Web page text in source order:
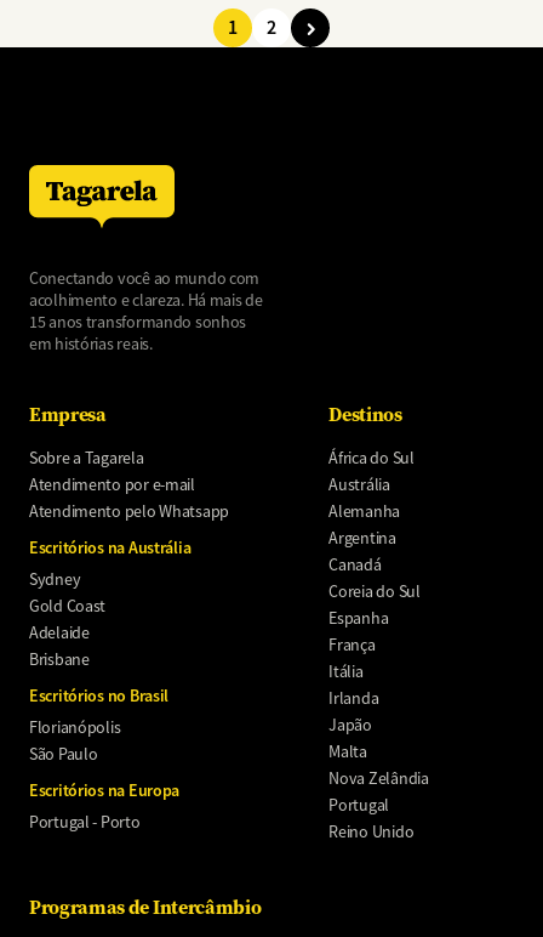
Paginação
Página
1 Página
2
Conectando você ao mundo com
acolhimento e clareza. Há mais de
15 anos transformando sonhos
em histórias reais.
Empresa
Sobre a Tagarela
Atendimento por e-mail
Atendimento pelo Whatsapp
Escritórios na Austrália
Sydney
Gold Coast
Adelaide
Brisbane
Escritórios no Brasil
Florianópolis
São Paulo
Escritórios na Europa
Portugal - Porto
Destinos
África do Sul
Austrália
Alemanha
Argentina
Canadá
Coreia do Sul
Espanha
França
Itália
Irlanda
Japão
Malta
Nova Zelândia
Portugal
Reino Unido
Programas de Intercâmbio